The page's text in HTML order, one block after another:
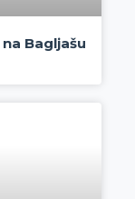
Bagljašu